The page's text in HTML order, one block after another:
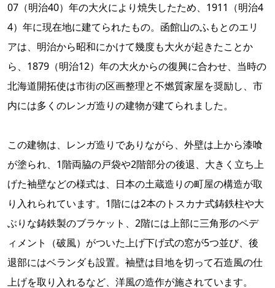
07（明治40）年の大火により焼失したため、1911（明治4
4）年に現在地に建てられたもの。函館山のふもとのエリ
アは、明治から昭和にかけて幾度も大火が起きたことか
ら、1879（明治12）年の大火からの復興に合わせ、当時の
北海道開拓使は市街の区画整理と不燃質家屋を奨励し、市
内には多くのレンガ造りの建物が建てられました。
この建物は、レンガ造りでありながら、外壁は上から漆喰
が塗られ、1階両脇の戸袋や2階部分の後退、大きく立ち上
げた袖壁などの様式は、日本の土蔵造りの町屋の構造が取
り入れられています。1階には2本のトスカナ式鋳鉄柱や大
ぶりな鋳鉄製のブラケット、2階には上部に三角形のペデ
ィメント（破風）がついた上げ下げ式の窓が5つ並び、後
退部にはベランダも設置。袖壁は目地を切って石造風の仕
上げを取り入れるなど、洋風の造作が施されています。